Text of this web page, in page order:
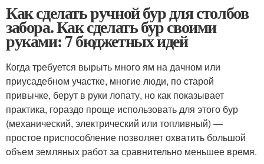
Как сделать ручной бур для столбов
забора. Как сделать бур своими
руками: 7 бюджетных идей
Когда требуется вырыть много ям на дачном или
приусадебном участке, многие люди, по старой
привычке, берут в руки лопату, но как показывает
практика, гораздо проще использовать для этого бур
(механический, электрический или топливный) —
простое приспособление позволяет охватить большой
объем земляных работ за сравнительно меньшее время.